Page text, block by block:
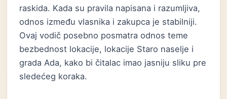
raskida. Kada su pravila napisana i razumljiva,
odnos između vlasnika i zakupca je stabilniji.
Ovaj vodič posebno posmatra odnos teme
bezbednost lokacije, lokacije Staro naselje i
grada Ada, kako bi čitalac imao jasniju sliku pre
sledećeg koraka.